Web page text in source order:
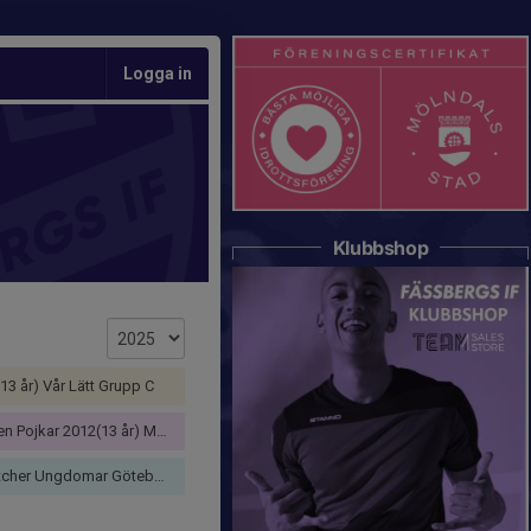
Logga in
år) Vår Lätt Grupp C
2012(13 år) Medel Grupp C
Ungdomar Göteborg Pojk
Klubbshop